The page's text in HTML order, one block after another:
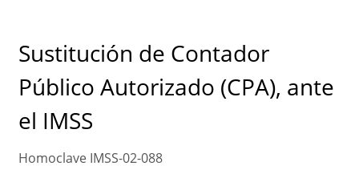
Sustitución de Contador
Público Autorizado (CPA), ante
el IMSS
Homoclave IMSS-02-088